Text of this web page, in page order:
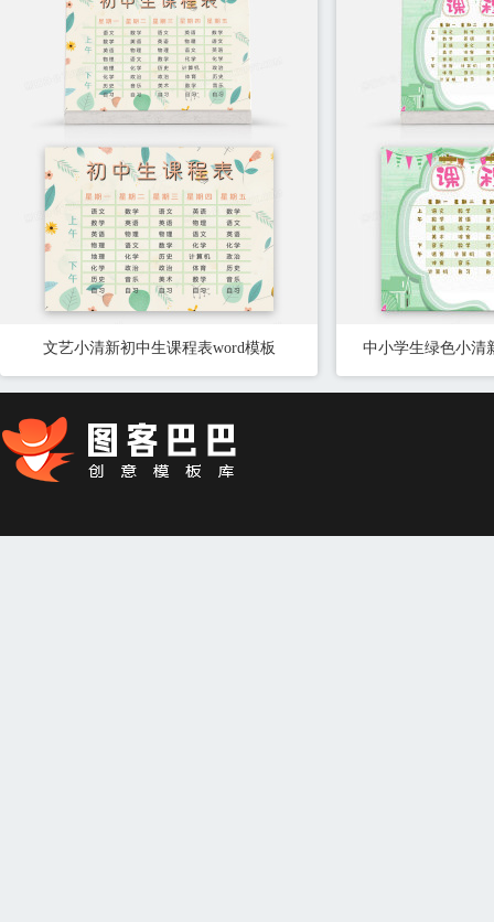
文艺小清新初中生课程表word模板